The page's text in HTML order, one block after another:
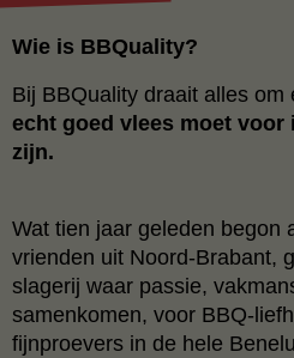
Wie is BBQuality?
Bij BBQuality draait alles om
echt goed vlees moet voor
zijn.
Wat tien jaar geleden begon
vrienden uit Noord-Brabant,
slagerij waar passie,
samenkomen, voor BBQ-
fijnproevers in de hele